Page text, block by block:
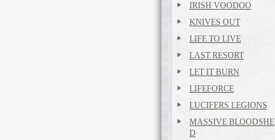
IRISH VOODOO
KNIVES OUT
LIFE TO LIVE
LAST RESORT
LET IT BURN
LIFEFORCE
LUCIFERS LEGIONS
MASSIVE BLOODSHE
D